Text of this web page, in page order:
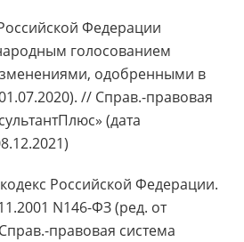
Федерации
голосованием
одобренными в
// Справ.-правовая
(дата
Российской Федерации.
N146-ФЗ (ред. от
правовая система